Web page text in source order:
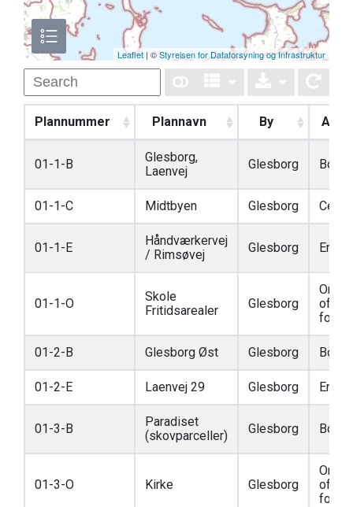
Leaflet | ©Styrelsen for Dataforsyning og Infrastruktur
Plannummer Plannavn By
01-1-B
Glesborg,
Laenvej
Glesborg
01-1-C Midtbyen Glesborg
01-1-E
Håndværkervej
/ Rimsøvej
Glesborg
01-1-O
Skole
Fritidsarealer
Glesborg
01-2-B Glesborg Øst Glesborg
01-2-E Laenvej 29 Glesborg
01-3-B
Paradiset
(skovparceller)
Glesborg
01-3-O Kirke Glesborg